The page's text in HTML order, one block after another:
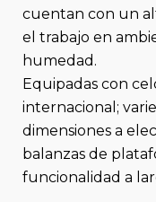
cuentan con un
el trabajo en
humedad.
Equipadas con
internacional;
dimensiones a
balanzas de
funcionalidad a